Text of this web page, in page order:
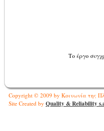
Το έργο
Copyright © 2009 by Κοινωνία της
Site Created by Quality & Reliability